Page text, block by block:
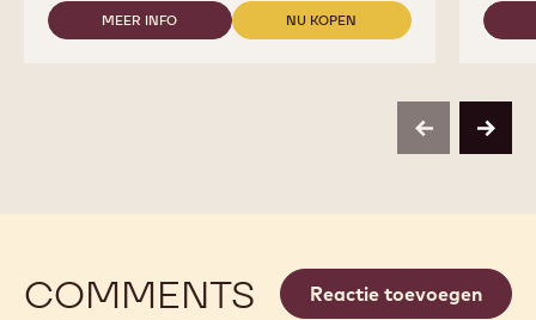
MEER INFO
-
NU KOPEN
-
previousnext
COMMENTS Reactie toevoegen